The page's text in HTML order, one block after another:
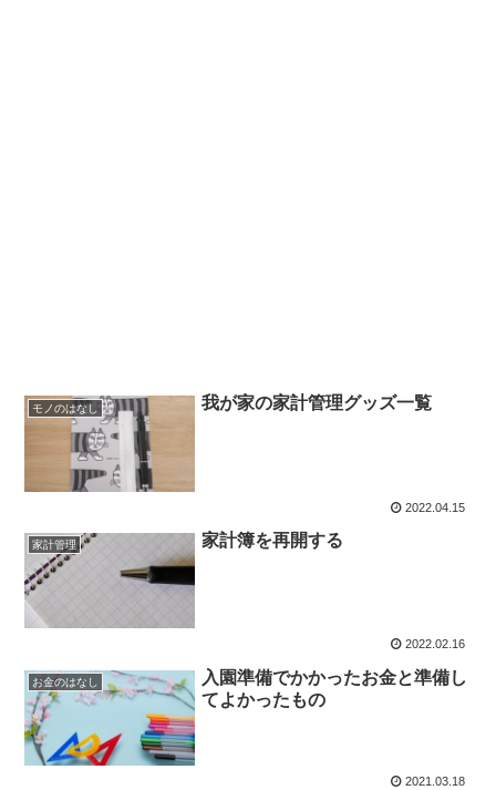
モノのはなし 我が家の家計管理グッズ一覧
2022.04.15
家計管理 家計簿を再開する
2022.02.16
お金のはなし
入園準備でかかったお金と準備し
てよかったもの
2021.03.18